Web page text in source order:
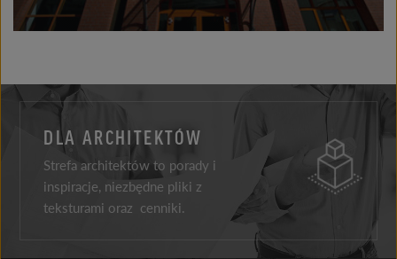
DLA ARCHITEKTÓW
Strefa architektów to porady i
inspiracje, niezbędne pliki z
teksturami oraz cenniki.